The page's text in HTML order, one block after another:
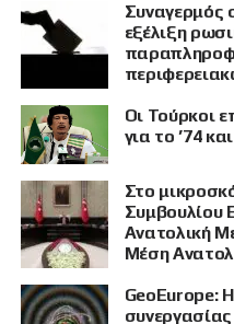
Συναγερμός
εξέλιξη
Οι Τούρκοι
για το ’74
Στο
Συμβουλίου
Ανατολική
Μέση
GeoEurope: